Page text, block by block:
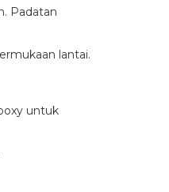
Padatan
lantai.
untuk